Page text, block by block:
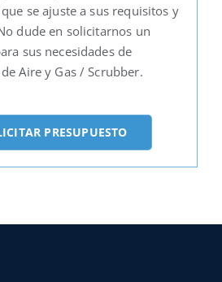
se ajuste a sus requisitos y
dude en solicitarnos un
sus necesidades de
Aire y Gas / Scrubber.
PRESUPUESTO